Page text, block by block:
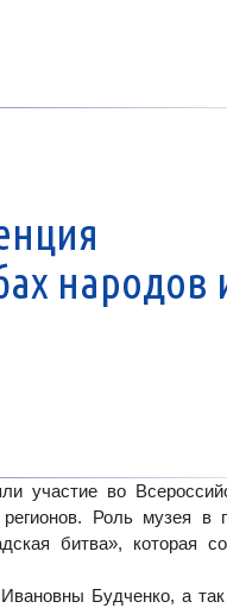
народов
участие во
Роль музея в
битва», которая
Будченко, а